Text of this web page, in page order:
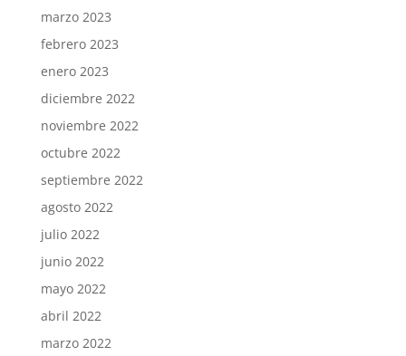
marzo 2023
febrero 2023
enero 2023
diciembre 2022
noviembre 2022
octubre 2022
septiembre 2022
agosto 2022
julio 2022
junio 2022
mayo 2022
abril 2022
marzo 2022